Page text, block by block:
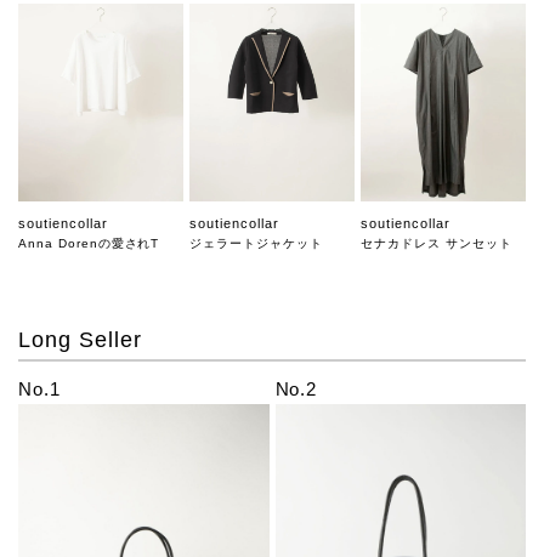
soutiencollar
Anna Dorenの愛されT
soutiencollar
ジェラートジャケット
soutiencollar
セナカドレス サンセット
Long Seller
No.1 No.2